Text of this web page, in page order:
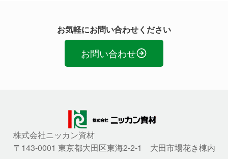
お気軽にお問い合わせください
お問い合わせ
株式会社ニッカン資材
〒143-0001 東京都大田区東海2-2-1 大田市場花き棟内